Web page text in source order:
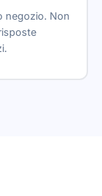
negozio. Non